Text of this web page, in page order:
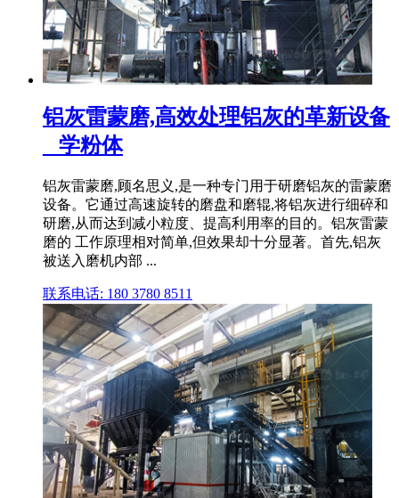
铝灰雷蒙磨,高效处理铝灰的革新设备
_ 学粉体
铝灰雷蒙磨,顾名思义,是一种专门用于研磨铝灰的雷蒙磨
设备。它通过高速旋转的磨盘和磨辊,将铝灰进行细碎和
研磨,从而达到减小粒度、提高利用率的目的。铝灰雷蒙
磨的 工作原理相对简单,但效果却十分显著。首先,铝灰
被送入磨机内部 ...
联系电话: 180 3780 8511